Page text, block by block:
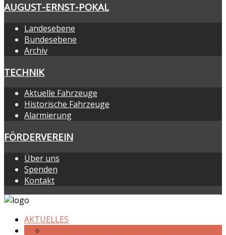
AUGUST-ERNST-POKAL
Landesebene
Bundesebene
Archiv
TECHNIK
Aktuelle Fahrzeuge
Historische Fahrzeuge
Alarmierung
FÖRDERVEREIN
Über uns
Spenden
Kontakt
AKTUELLES